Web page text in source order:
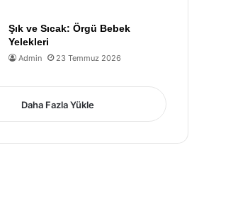
Şık ve Sıcak: Örgü Bebek
Yelekleri
Admin 23 Temmuz 2026
Daha Fazla Yükle